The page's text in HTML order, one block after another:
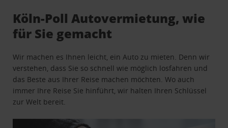
Köln-Poll Autovermietung, wie
für Sie gemacht
Wir machen es Ihnen leicht, ein Auto zu mieten. Denn wir
verstehen, dass Sie so schnell wie möglich losfahren und
das Beste aus Ihrer Reise machen möchten. Wo auch
immer Ihre Reise Sie hinführt, wir halten Ihren Schlüssel
zur Welt bereit.